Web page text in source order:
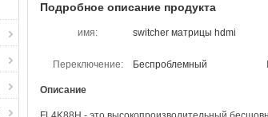
Подробное описание продукта
имя: switcher матрицы hdmi
Переключение: Беспроблемный
Описание